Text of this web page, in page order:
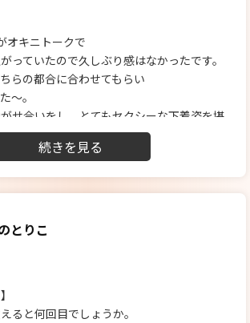
にないと思ってましたがことりさんと出会っ
いて、ホテルも案内してもらえて助かりま
オキニトークで
っていたので久しぶり感はなかったです。
らの都合に合わせてもらい
〜。
せ合いをし、とてもセクシーな下着姿を堪
呂へ。
お互いをまさぐりあいイチャイチャしたの
フトタッチでゾクゾクさせられっぱなしで
からも丁寧に口に含んでくれて
ばかったです。
からの耳攻め、背中、足の先まで余すこと
かった。
すごく反応が良く
きなくて最後には暴発してしまいまし
とりこ
ると何回目でしょうか。